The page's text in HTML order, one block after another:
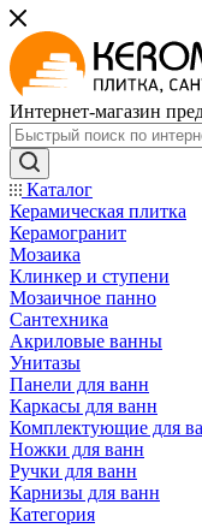
Интернет-магазин
Каталог
Керамическая плитка
Керамогранит
Мозаика
Клинкер и ступени
Мозаичное панно
Сантехника
Акриловые ванны
Унитазы
Панели для ванн
Каркасы для ванн
Комплектующие для
Ножки для ванн
Ручки для ванн
Карнизы для ванн
Категория